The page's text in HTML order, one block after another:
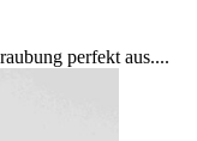
perfekt aus....